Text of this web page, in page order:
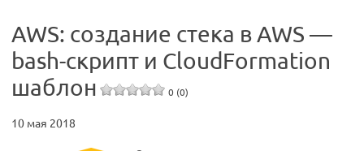
AWS: создание стека в AWS —
bash-скрипт и CloudFormation
шаблон
0 (0)
10 мая 2018